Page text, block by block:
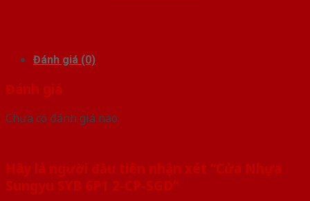
Đánh giá (0)
Đánh giá
Chưa có đánh giá nào.
Hãy là người đầu tiên nhận xét “Cửa Nhựa
Sungyu SYB 6P1 2-CP-SGD”